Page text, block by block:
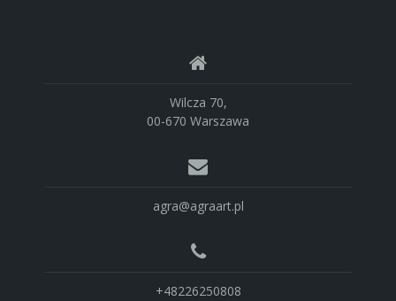
Wilcza 70,
00-670 Warszawa
agra@agraart.pl
+48226250808